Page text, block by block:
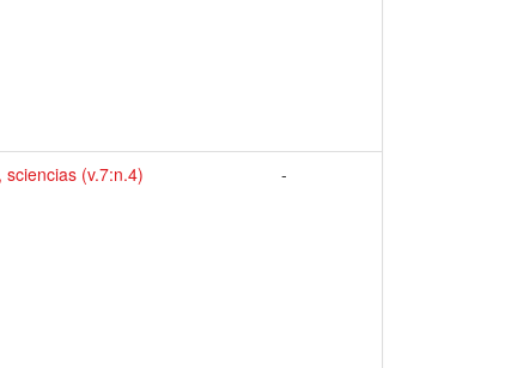
(v.7:n.4) -